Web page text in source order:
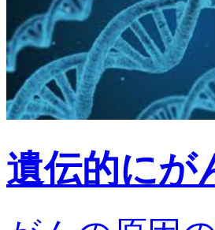
遺伝的にが